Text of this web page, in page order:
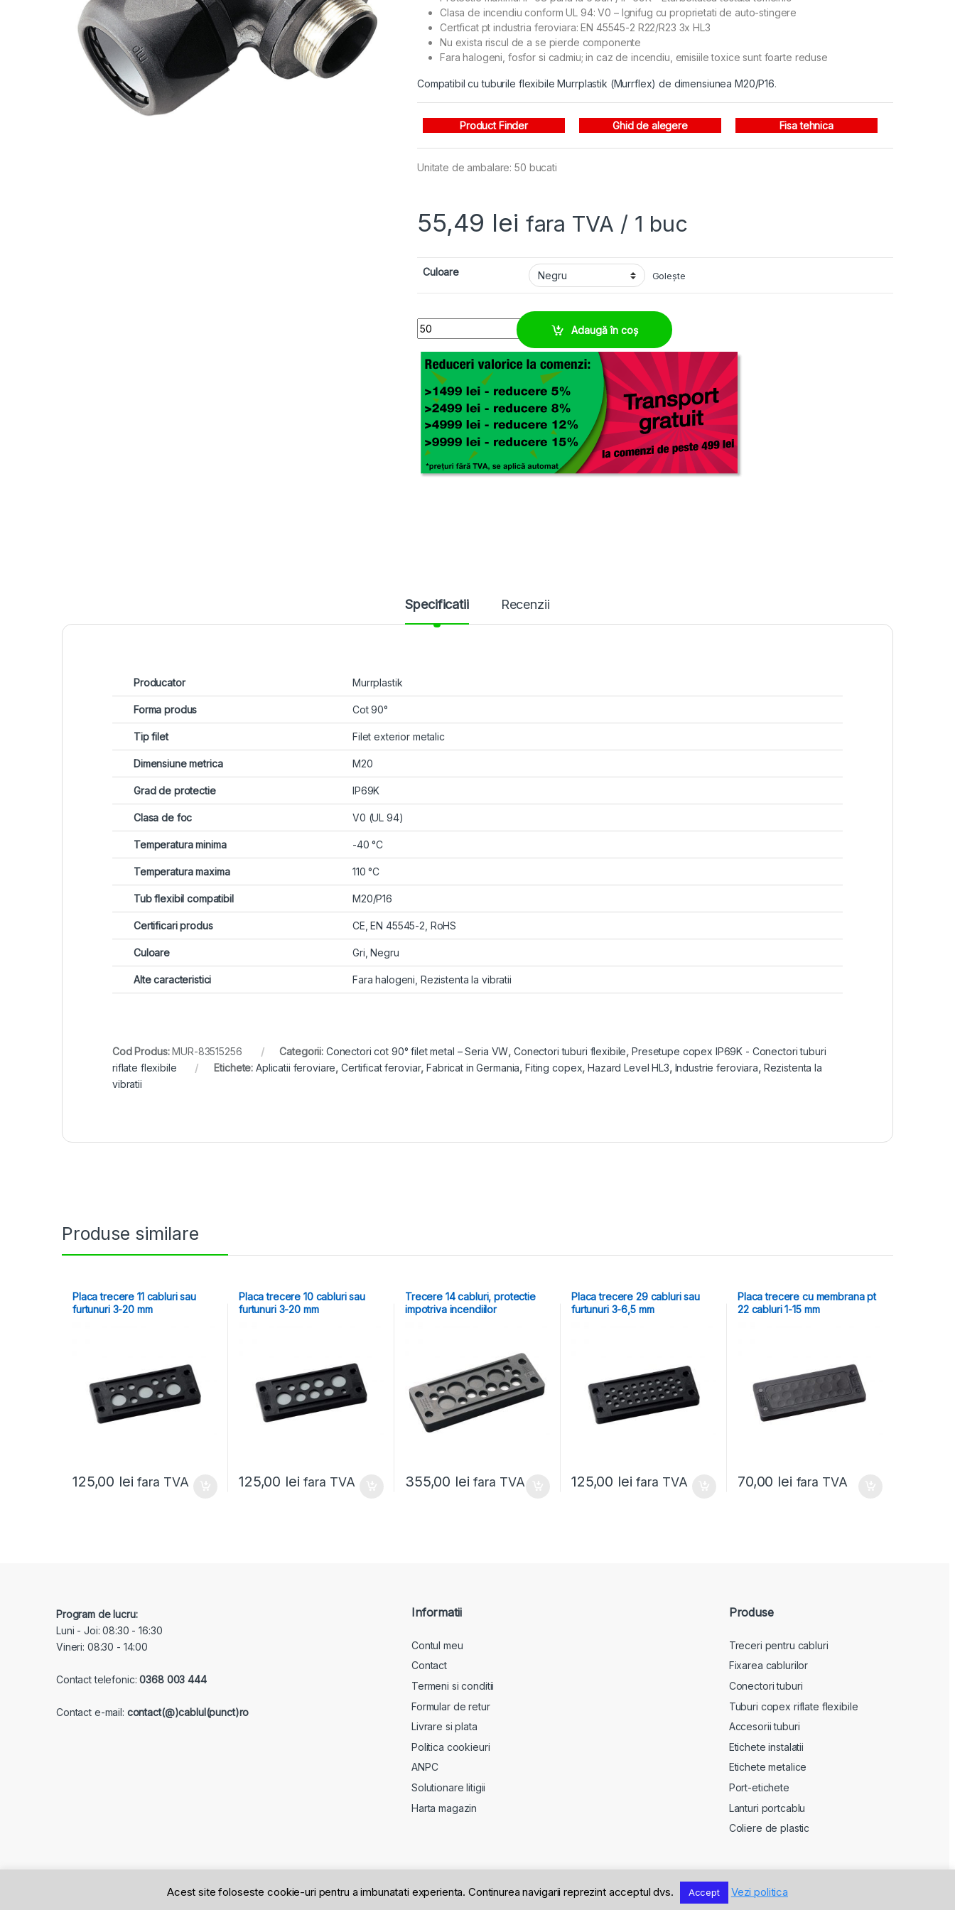
Clasa de incendiu conform UL 94: V0 – Ignifug cu proprietati de auto-stingere
Certficat pt industria feroviara: EN 45545-2 R22/R23 3x HL3
Nu exista riscul de a se pierde componente
Fara halogeni, fosfor si cadmiu; in caz de incendiu, emisiile toxice sunt foarte reduse
Compatibil cu tuburile flexibile Murrplastik (Murrflex) de dimensiunea M20/P16.
Product Finder Ghid de alegere Fisa tehnica
Unitate de ambalare: 50 bucati
55,49 lei fara TVA / 1 buc
Culoare Golește
Conector filet metalic M20, cot 90°, fara halogen quantity
Adaugă în coș
Specificatii Recenzii
Producator Murrplastik
Forma produs Cot 90°
Tip filet Filet exterior metalic
Dimensiune metrica M20
Grad de protectie IP69K
Clasa de foc V0 (UL 94)
Temperatura minima -40 °C
Temperatura maxima 110 °C
Tub flexibil compatibil M20/P16
Certificari produs CE, EN 45545-2, RoHS
Culoare Gri, Negru
Alte caracteristici Fara halogeni, Rezistenta la vibratii
Cod Produs:MUR-83515256 Categorii: Conectori cot 90° filet metal – Seria VW, Conectori tuburi flexibile,Presetupe copex IP69K - Conectori tuburi
riflate flexibile
Etichete: Aplicatii feroviare,Certificat feroviar,Fabricat in Germania,Fiting copex,Hazard Level HL3, Industrie feroviara, Rezistenta la
vibratii
Produse similare
Placa trecere 11 cabluri sau
furtunuri 3-20 mm
125,00 lei fara TVA
Placa trecere 10 cabluri sau
furtunuri 3-20 mm
125,00 lei fara TVA
Trecere 14 cabluri, protectie
impotriva incendiilor
355,00 lei fara TVA
Placa trecere 29 cabluri sau
furtunuri 3-6,5 mm
125,00 lei fara TVA
Placa trecere cu membrana pt
22 cabluri 1-15 mm
70,00 lei fara TVA
Program de lucru:
Luni - Joi: 08:30 - 16:30
Vineri: 08:30 - 14:00
Contact telefonic:0368 003 444
Contact e-mail: contact(@)cablul(punct)ro
Informatii
Contul meu
Contact
Termeni si conditii
Formular de retur
Livrare si plata
Politica cookieuri
ANPC
Solutionare litigii
Harta magazin
Produse
Treceri pentru cabluri
Fixarea cablurilor
Conectori tuburi
Tuburi copex riflate flexibile
Accesorii tuburi
Etichete instalatii
Etichete metalice
Port-etichete
Lanturi portcablu
Coliere de plastic
- Solutii in jurul cablurilor!
Acest site foloseste cookie-uri pentru a imbunatati experienta. Continurea navigarii reprezint acceptul dvs. Accept Vezi politica